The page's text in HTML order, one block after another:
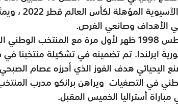
للدور النهائي
الأهداف وصانعي الفرص.
اليحيائي من مواليد 17 أغسطس 1998 ظهر لأول مرة مع
اليحيائي هدف الفوز الذي أحرزه عصام
في التصفيات ويراهن برانكو مدرب
أستراليا الخميس المقبل.